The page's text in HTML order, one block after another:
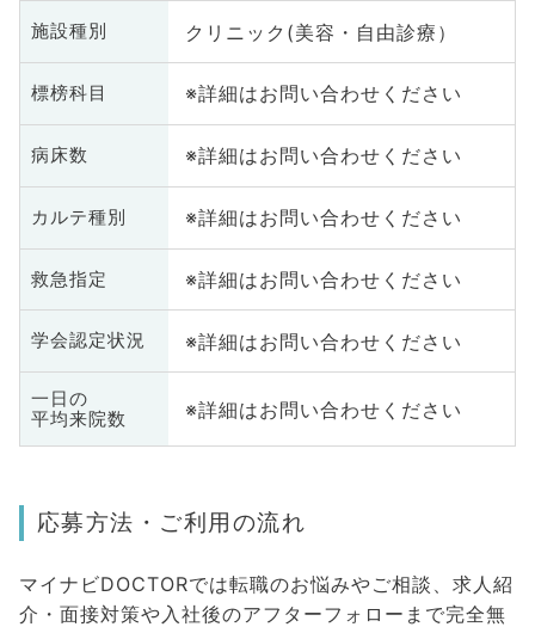
施設種別 クリニック(美容・自由診療）
標榜科目 ※詳細はお問い合わせください
病床数 ※詳細はお問い合わせください
カルテ種別 ※詳細はお問い合わせください
救急指定 ※詳細はお問い合わせください
学会認定状況 ※詳細はお問い合わせください
一日の
平均来院数
※詳細はお問い合わせください
応募方法・ご利用の流れ
マイナビDOCTORでは転職のお悩みやご相談、求人紹
介・面接対策や入社後のアフターフォローまで完全無